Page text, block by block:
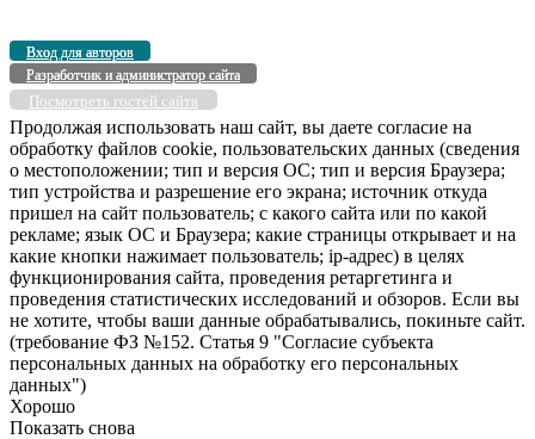
Вход для авторов
Разработчик и администратор сайта
Посмотреть гостей сайта
Продолжая использовать наш сайт, вы даете согласие на
обработку файлов cookie, пользовательских данных (сведения
о местоположении; тип и версия ОС; тип и версия Браузера;
тип устройства и разрешение его экрана; источник откуда
пришел на сайт пользователь; с какого сайта или по какой
рекламе; язык ОС и Браузера; какие страницы открывает и на
какие кнопки нажимает пользователь; ip-адрес) в целях
функционирования сайта, проведения ретаргетинга и
проведения статистических исследований и обзоров. Если вы
не хотите, чтобы ваши данные обрабатывались, покиньте сайт.
(требование ФЗ №152. Статья 9 "Согласие субъекта
персональных данных на обработку его персональных
данных")
Хорошо
Показать снова